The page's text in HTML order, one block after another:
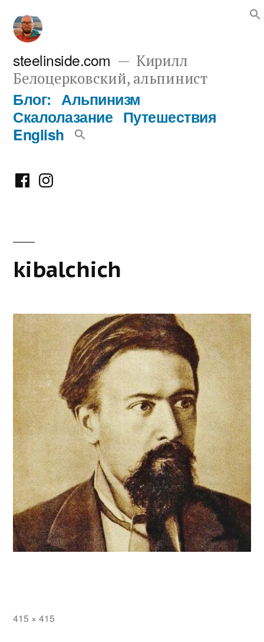
Перейти
содержимому
steelinside.com
Кирилл
Белоцерковский, альпинист
Блог: Альпинизм
Скалолазание Путешествия
English
ФейсбукИнстаграм
kibalchich
Полный
415 × 415